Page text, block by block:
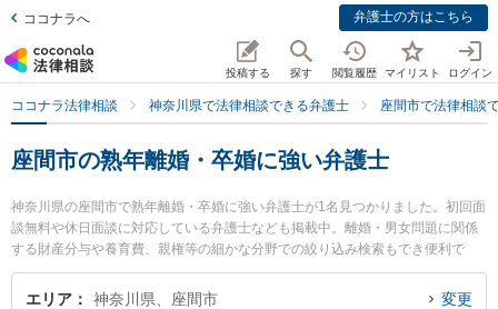
ココナラへ 弁護士の方はこちら
投稿する 探す 閲覧履歴 マイリスト ログイン
ココナラ法律相談 神奈川県で法律相談できる弁護士 座間市で法律相談
座間市の熟年離婚・卒婚に強い弁護士
神奈川県の座間市で熟年離婚・卒婚に強い弁護士が1名見つかりました。初回面
談無料や休日面談に対応している弁護士なども掲載中。離婚・男女問題に関係
する財産分与や養育費、親権等の細かな分野での絞り込み検索もでき便利で
す。特に今西法律事務所の今西 隆彦弁護士のプロフィール情報や弁護士費用、
強みなどが注目されています。『座間市で土日や夜間に発生した熟年離婚・卒
エリア 神奈川県、座間市 変更